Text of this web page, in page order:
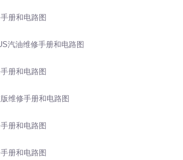
册和电路图
汽油维修手册和电路图
册和电路图
维修手册和电路图
册和电路图
册和电路图